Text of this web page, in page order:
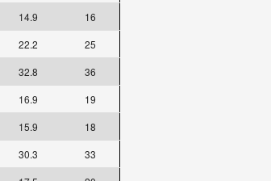
14.9
16
22.2
25
32.8
36
16.9
19
15.9
18
30.3
33